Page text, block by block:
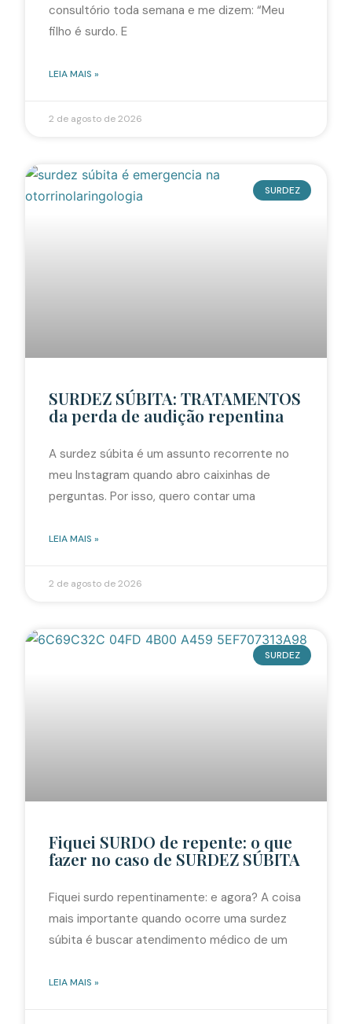
consultório toda semana e me dizem: “Meu
filho é surdo. E
LEIA MAIS »
2 de agosto de 2026
SURDEZ
SURDEZ SÚBITA: TRATAMENTOS
da perda de audição repentina
A surdez súbita é um assunto recorrente no
meu Instagram quando abro caixinhas de
perguntas. Por isso, quero contar uma
LEIA MAIS »
2 de agosto de 2026
SURDEZ
Fiquei SURDO de repente: o que
fazer no caso de SURDEZ SÚBITA
Fiquei surdo repentinamente: e agora? A coisa
mais importante quando ocorre uma surdez
súbita é buscar atendimento médico de um
LEIA MAIS »